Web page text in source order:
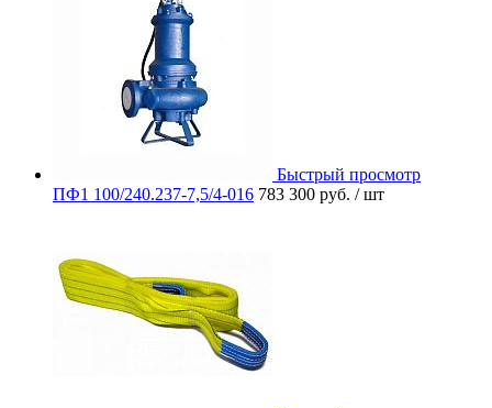
Быстрый просмотр
ПФ1 100/240.237-7,5/4-016 783 300 руб. / шт